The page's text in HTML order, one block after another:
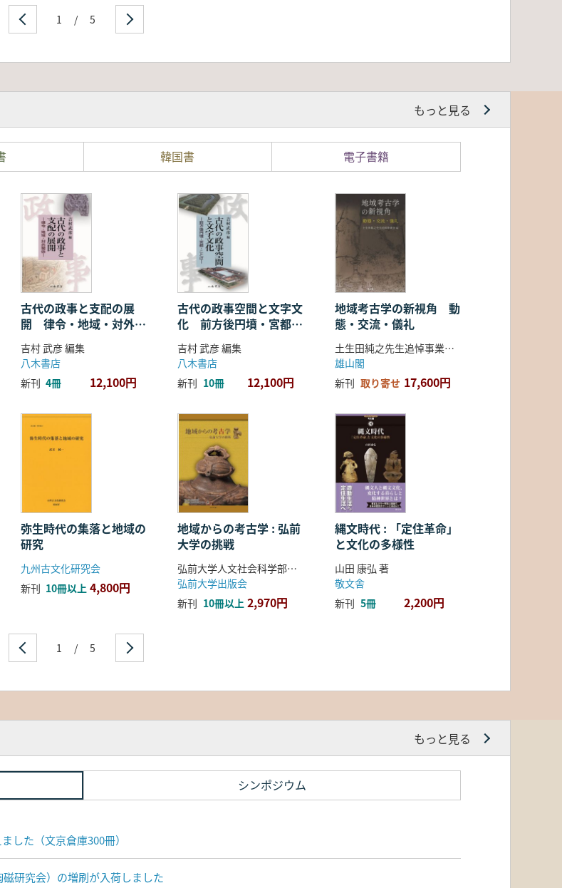
1 / 5
もっと見る
韓国書 電子書籍
古代の政事と支配の展
開 律令・地域・対外関
係
吉村 武彦 編集
八木書店
新刊 4冊 12,100円
古代の政事空間と文字文
化 前方後円墳・宮都・
ことば
吉村 武彦 編集
八木書店
新刊 10冊 12,100円
地域考古学の新視角 動
態・交流・儀礼
土生田純之先生追悼事業会 編
雄山閣
新刊 取り寄せ 17,600円
弥生時代の集落と地域の
研究
九州古文化研究会
新刊 10冊以上 4,800円
地域からの考古学 : 弘前
大学の挑戦
弘前大学人文社会科学部北日本考古学研究センター 編
弘前大学出版会
新刊 10冊以上 2,970円
縄文時代 : 「定住革命」
と文化の多様性
山田 康弘 著
敬文舎
新刊 5冊 2,200円
1 / 5
もっと見る
シンポジウム
した（文京倉庫300冊）
磁研究会）の増刷が入荷しました